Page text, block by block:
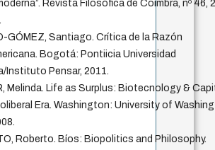
Revista Filosófica de Coimbra, nº 46,
GÓMEZ, Santiago. Crítica de la Razón
Bogotá: Pontiicia Universidad
Instituto Pensar, 2011.
Melinda. Life as Surplus: Biotecnology &
Era. Washington: University of
Roberto. Bíos: Biopolitics and Philosophy.